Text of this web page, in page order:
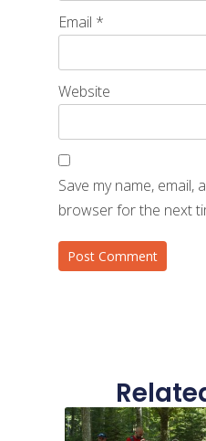
Email *
Website
Save my name, email,
browser for the next